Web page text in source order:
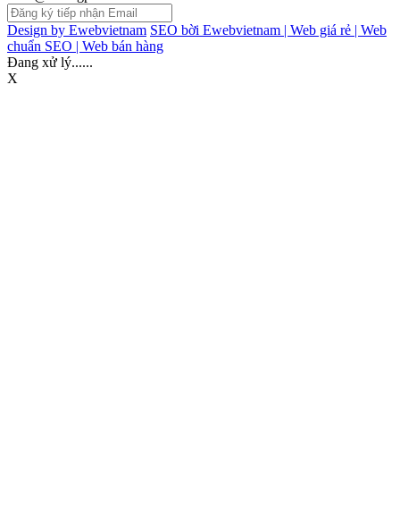
Design by Ewebvietnam SEO bời Ewebvietnam | Web giá rẻ | Web
chuẩn SEO | Web bán hàng
Đang xử lý......
X